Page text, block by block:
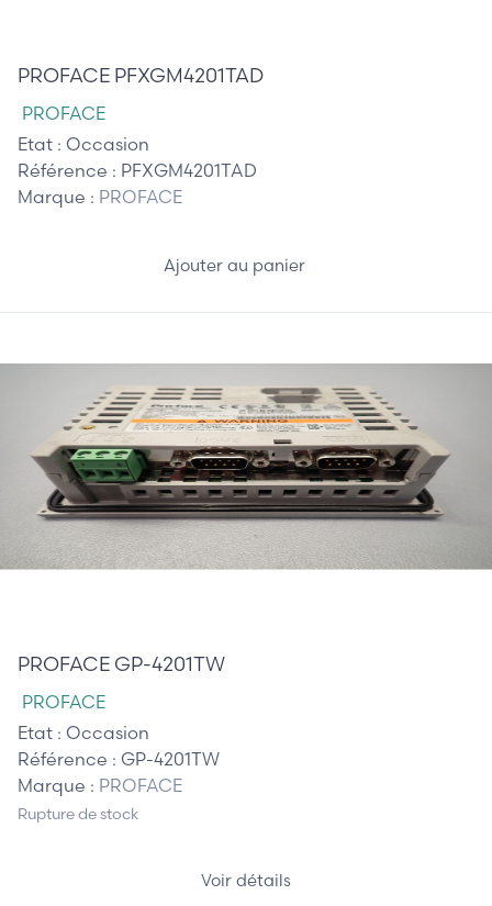
PROFACE PFXGM4201TAD
PROFACE
Etat : Occasion
Référence : PFXGM4201TAD
Marque : PROFACE
Ajouter au panier
PROFACE GP-4201TW
PROFACE
Etat : Occasion
Référence : GP-4201TW
Marque : PROFACE
Rupture de stock
Voir détails